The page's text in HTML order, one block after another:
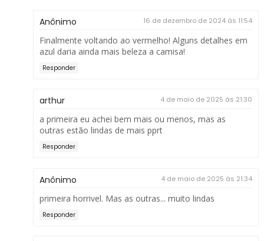
Anônimo 16 de dezembro de 2024 às 11:54
Finalmente voltando ao vermelho! Alguns detalhes em
azul daria ainda mais beleza a camisa!
Responder
arthur 4 de maio de 2025 às 21:30
a primeira eu achei bem mais ou menos, mas as
outras estão lindas de mais pprt
Responder
Anônimo 4 de maio de 2025 às 21:34
primeira horrivel. Mas as outras... muito lindas
Responder